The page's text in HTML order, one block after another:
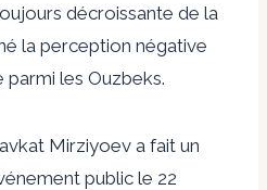
décroissante de la
la perception négative
parmi les Ouzbeks.
Mirziyoev a fait un
public le 22